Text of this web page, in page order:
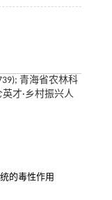
青海省农林科
英才·乡村振兴人